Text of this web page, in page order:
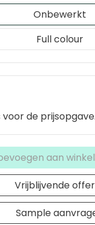
Onbewerkt
Full colour
de prijsopgave.
aan
Vrijblijvende
Sample